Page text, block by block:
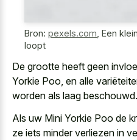
Bron: pexels.com Een
loopt
De grootte heeft geen
Yorkie Poo, en alle
worden als laag beschouwd.
Als uw Mini Yorkie Poo de
ze iets minder verliezen in